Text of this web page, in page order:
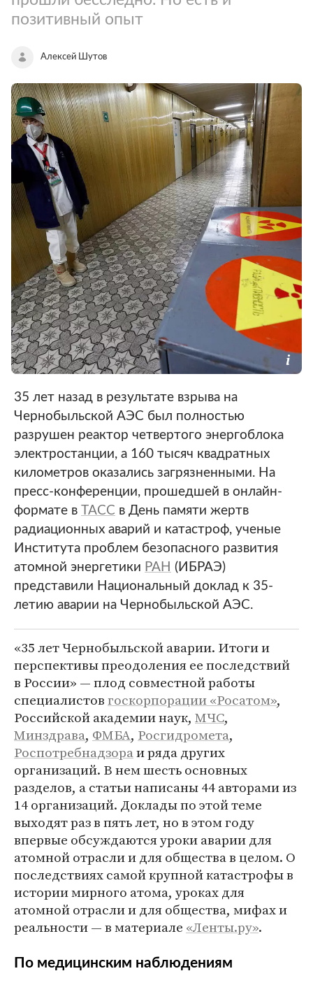
позитивный опыт
Алексей Шутов
35 лет назад в результате взрыва на
Чернобыльской АЭС был полностью
разрушен реактор четвертого энергоблока
электростанции, а 160 тысяч квадратных
километров оказались загрязненными. На
пресс-конференции, прошедшей в онлайн-
формате в ТАСС в День памяти жертв
радиационных аварий и катастроф, ученые
Института проблем безопасного развития
атомной энергетики РАН (ИБРАЭ)
представили Национальный доклад к 35-
летию аварии на Чернобыльской АЭС.
«35 лет Чернобыльской аварии. Итоги и
перспективы преодоления ее последствий
в России» — плод совместной работы
специалистовгоскорпорации «Росатом»,
Российской академии наук, МЧС,
Минздрава, ФМБА, Росгидромета,
Роспотребнадзораи ряда других
организаций. В нем шесть основных
разделов, а статьи написаны 44 авторами из
14 организаций. Доклады по этой теме
выходят раз в пять лет, но в этом году
впервые обсуждаются уроки аварии для
атомной отрасли и для общества в целом. О
последствиях самой крупной катастрофы в
истории мирного атома, уроках для
атомной отрасли и для общества, мифах и
реальности — в материале «Ленты.ру».
По медицинским наблюдениям